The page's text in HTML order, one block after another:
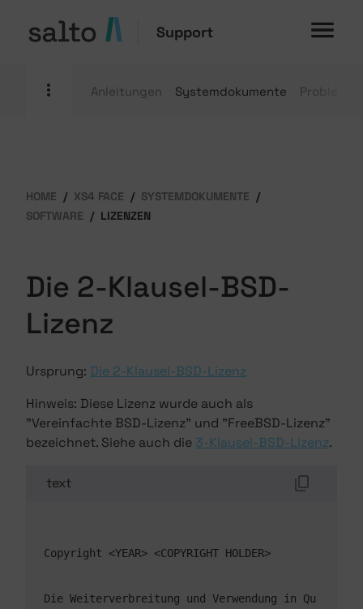
Support
Anleitungen Systemdokumente
HOME XS4 FACE
SYSTEMDOKUMENTE
SOFTWARE
LIZENZEN
Die 2-Klausel-BSD-
Lizenz
Ursprung: Die 2-Klausel-BSD-Lizenz
Hinweis: Diese Lizenz wurde auch als
"Vereinfachte BSD-Lizenz" und "FreeBSD-Lizenz"
bezeichnet. Siehe auch die 3-Klausel-BSD-Lizenz.
text
Die Weiterverbreitung und Verwendung in Qu